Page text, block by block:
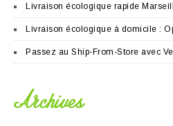
Livraison écologique rapide
Livraison écologique à domicile :
Passez au Ship-From-Store avec
Archives